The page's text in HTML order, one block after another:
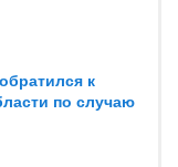
к
по случаю